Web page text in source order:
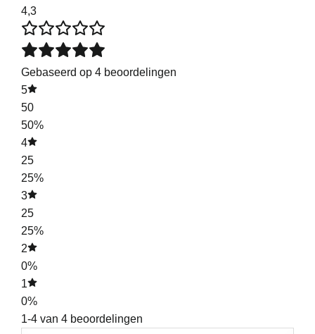
4,3
Gebaseerd op 4 beoordelingen
5
50
50%
4
25
25%
3
25
25%
2
0%
1
0%
1-4 van 4 beoordelingen